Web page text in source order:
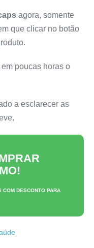
agora, somente
que clicar no botão
poucas horas o
a esclarecer as
COM DESCONTO PARA